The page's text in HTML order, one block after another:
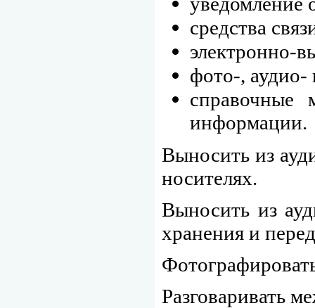
средства
электронно-
фото-, аудио-
справочные
информации.
Выносить из
носителях.
Выносить из
хранения и
Разговаривать